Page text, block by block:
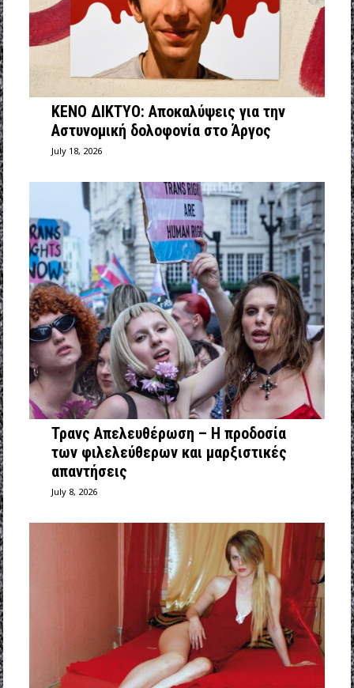
ΚΕΝΟ ΔΙΚΤΥΟ: Αποκαλύψεις για την
Αστυνομική δολοφονία στο Άργος
July 18, 2026
Τρανς Απελευθέρωση – Η προδοσία
των φιλελεύθερων και μαρξιστικές
απαντήσεις
July 8, 2026